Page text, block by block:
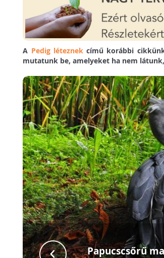
A Pedig léteznekcímű korábbi
mutatunk be, amelyeket ha nem
Papucscsőrű